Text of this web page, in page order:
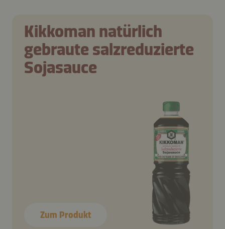
Kikkoman natürlich
gebraute salzreduzierte
Sojasauce
Zum Produkt